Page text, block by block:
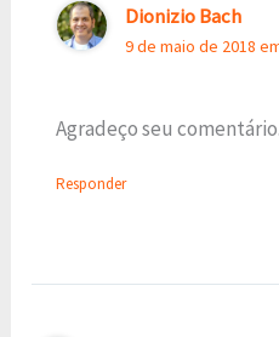
Dionizio Bach
9 de maio de 2018
Agradeço seu
Responder